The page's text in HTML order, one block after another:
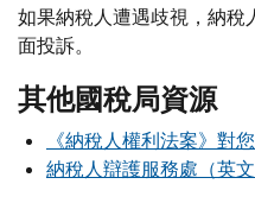
如果納稅人遭遇歧視，納稅
面投訴。
其他國稅局資源
《納稅人權利法案》對
納稅人辯護服務處（英文